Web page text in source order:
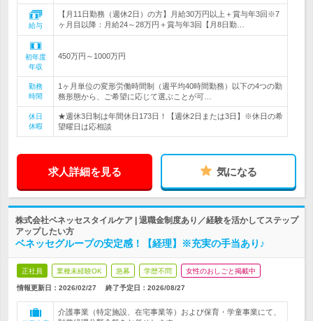
給与
【月11日勤務（週休2日）の方】月給30万円以上＋賞与年3回※7
ヶ月目以降：月給24～28万円＋賞与年3回【月8日勤…
初年度
年収
450万円～1000万円
勤務
時間
1ヶ月単位の変形労働時間制（週平均40時間勤務）以下の4つの勤
務形態から、ご希望に応じて選ぶことが可…
休日
休暇
★週休3日制は年間休日173日！【週休2日または3日】※休日の希
望曜日は応相談
求人詳細を見る 気になる
株式会社ベネッセスタイルケア | 退職金制度あり／経験を活かしてステップ
アップしたい方
ベネッセグループの安定感！【経理】※充実の手当あり♪
正社員 業種未経験OK 急募 学歴不問 女性のおしごと掲載中
情報更新日：2026/02/27 終了予定日： 2026/08/27
介護事業（特定施設、在宅事業等）および保育・学童事業にて、